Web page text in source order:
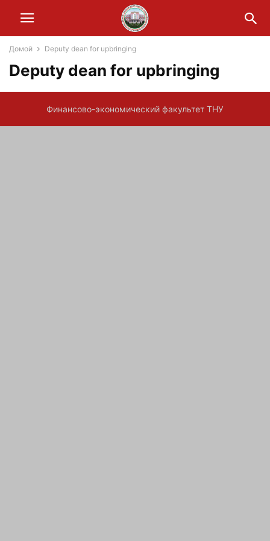
Домой Deputy dean for upbringing
Deputy dean for upbringing
Финансово-экономический факультет ТНУ